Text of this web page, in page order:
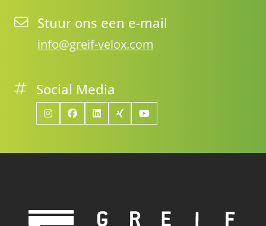
Stuur ons een e-mail
info@greif-velox.com
Social Media